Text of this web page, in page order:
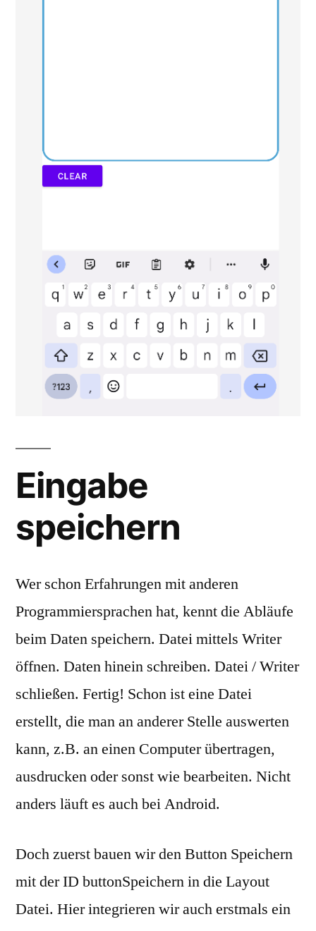
Eingabe
speichern
Wer schon Erfahrungen mit anderen
Programmiersprachen hat, kennt die Abläufe
beim Daten speichern. Datei mittels Writer
öffnen. Daten hinein schreiben. Datei / Writer
schließen. Fertig! Schon ist eine Datei
erstellt, die man an anderer Stelle auswerten
kann, z.B. an einen Computer übertragen,
ausdrucken oder sonst wie bearbeiten. Nicht
anders läuft es auch bei Android.
Doch zuerst bauen wir den Button Speichern
mit der ID buttonSpeichern in die Layout
Datei. Hier integrieren wir auch erstmals ein